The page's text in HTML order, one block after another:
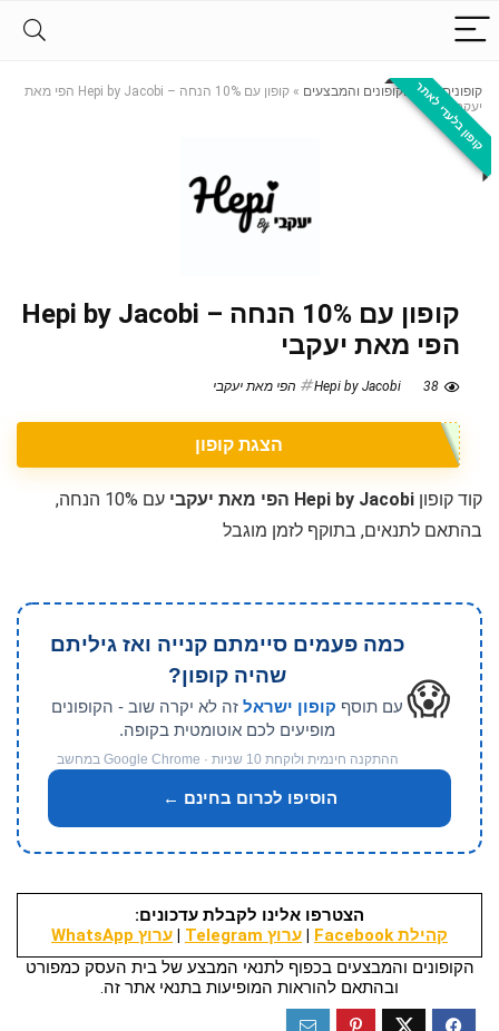
קופונים»כל הקופונים והמבצעים »
קופון עם 10% הנחה – Hepi by Jacobi הפי מאת
יעקבי
קופון בלעדי לאתר
קופון עם 10% הנחה – Hepi by Jacobi
הפי מאת יעקבי
38 Hepi by Jacobi הפי מאת יעקבי
הצגת קופון
קוד קופון Hepi by Jacobi הפי מאת יעקבי
עם 10% הנחה,
בהתאם לתנאים, בתוקף לזמן מוגבל
😱
כמה פעמים סיימתם קנייה ואז גיליתם
שהיה קופון?
עם תוסף קופון ישראל זה לא יקרה שוב - הקופונים
מופיעים לכם אוטומטית בקופה.
ההתקנה חינמית ולוקחת 10 שניות · Google Chrome במחשב
הוסיפו לכרום בחינם ←
הצטרפו אלינו לקבלת עדכונים:
קהילת Facebook
| ערוץ Telegram | ערוץ WhatsApp
הקופונים והמבצעים בכפוף לתנאי המבצע של בית העסק כמפורט
ובהתאם להוראות המופיעות בתנאי אתר זה.